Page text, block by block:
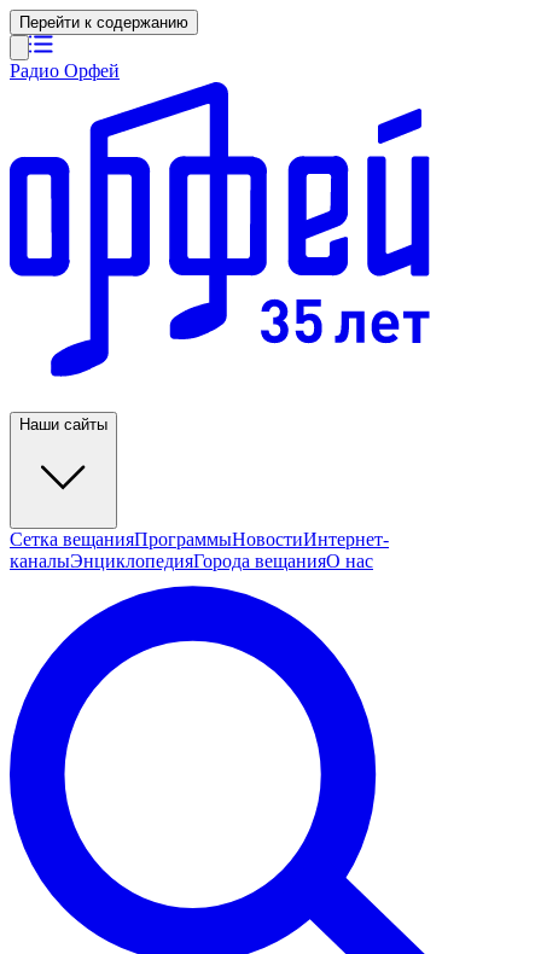
Перейти к содержанию
Радио Орфей
Наши сайты
Сетка вещанияПрограммыНовостиИнтернет-
каналыЭнциклопедияГорода вещанияО нас